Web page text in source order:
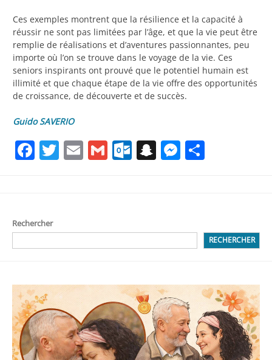
Ces exemples montrent que la résilience et la capacité à
réussir ne sont pas limitées par l’âge, et que la vie peut être
remplie de réalisations et d’aventures passionnantes, peu
importe où l’on se trouve dans le voyage de la vie. Ces
seniors inspirants ont prouvé que le potentiel humain est
illimité et que chaque étape de la vie offre des opportunités
de croissance, de découverte et de succès.
Guido SAVERIO
Facebook
Twitter
EmailGmailOutlook.com
Snapchat
Rechercher
RECHERCHER